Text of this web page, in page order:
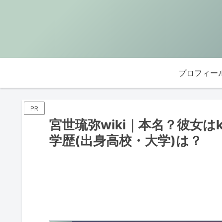
プロフィー
PR
宮世琉弥wiki｜本名？彼女
学歴(出身高校・大学)は？